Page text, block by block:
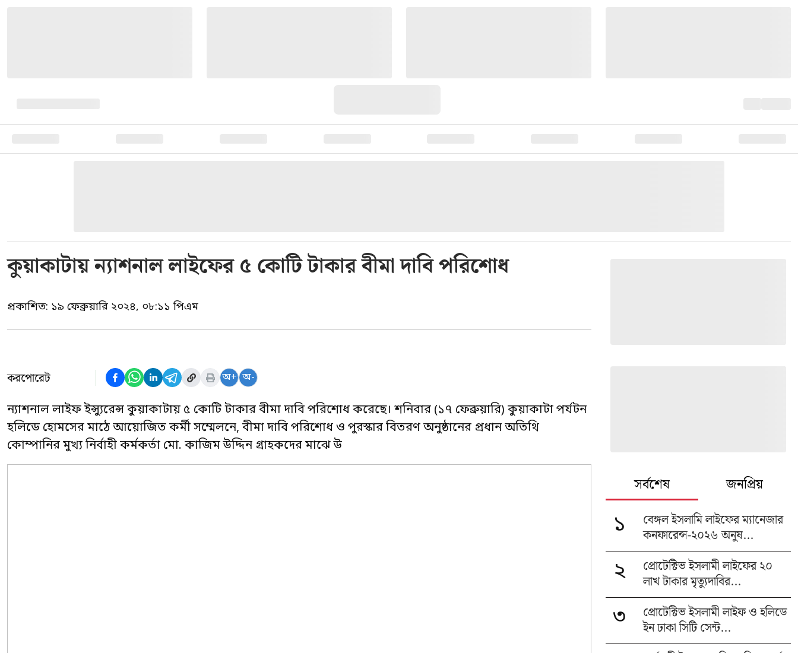
কুয়াকাটায় ন্যাশনাল লাইফের ৫ কোটি টাকার বীমা দাবি পরিশোধ
প্রকাশিত: ১৯ ফেব্রুয়ারি ২০২৪, ০৮:১১ পিএম
করপোরেট অ+ অ-
ন্যাশনাল লাইফ ইন্স্যুরেন্স কুয়াকাটায় ৫ কোটি টাকার বীমা দাবি পরিশোধ করেছে। শনিবার (১৭ ফেব্রুয়ারি) কুয়াকাটা পর্যটন
হলিডে হোমসের মাঠে আয়োজিত কর্মী সম্মেলনে, বীমা দাবি পরিশোধ ও পুরস্কার বিতরণ অনুষ্ঠানের প্রধান অতিথি
কোম্পানির মুখ্য নির্বাহী কর্মকর্তা মো. কাজিম উদ্দিন গ্রাহকদের মাঝে উ
সর্বশেষ জনপ্রিয়
১
বেঙ্গল ইসলামি লাইফের ম্যানেজার
কনফারেন্স-২০২৬ অনুষ...
২
প্রোটেক্টিভ ইসলামী লাইফের ২০
লাখ টাকার মৃত্যুদাবির...
৩
প্রোটেক্টিভ ইসলামী লাইফ ও হলিডে
ইন ঢাকা সিটি সেন্ট...